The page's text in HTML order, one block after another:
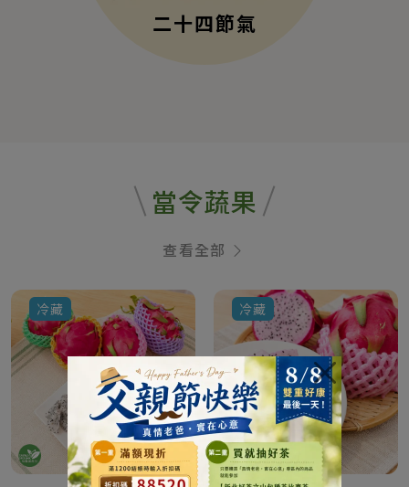
二十四節氣
當令蔬果
查看全部
冷藏 冷藏